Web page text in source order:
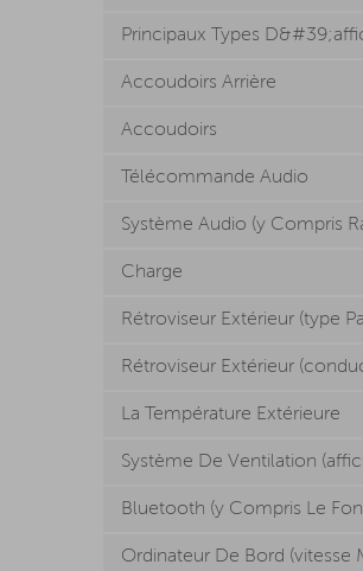
Principaux Types
Accoudoirs Arrière
Accoudoirs
Télécommande Audio
Système Audio (y Compris
Charge
Rétroviseur Extérieur (type
Rétroviseur Extérieur
La Température Extérieure
Système De Ventilation
Bluetooth (y Compris Le
Ordinateur De Bord